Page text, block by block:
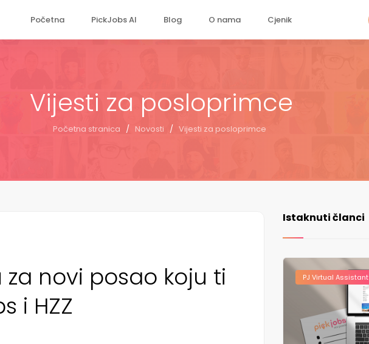
Početna PickJobs AI Blog O nama Cjenik
Vijesti za posloprimce
Početna stranica / Novosti / Vijesti za posloprimce
za novi posao koju ti
i HZZ
Istaknuti članci
PJ Virtual Assistant